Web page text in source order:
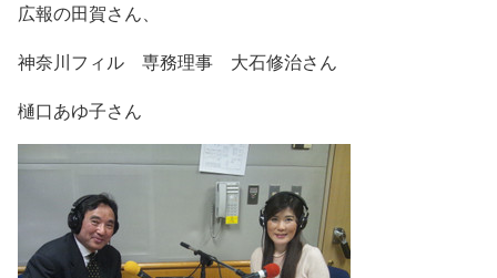
広報の田賀さん、
神奈川フィル 専務理事 大石修治さん
樋口あゆ子さん